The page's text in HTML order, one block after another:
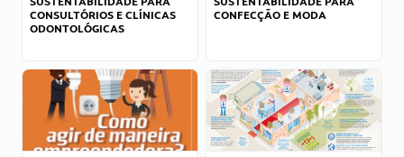
CONSULTÓRIOS E CLÍNICAS
ODONTOLÓGICAS
CONFECÇÃO E MODA